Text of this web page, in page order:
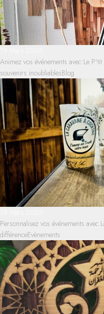
Animez vos événements avec Le
souvenirs inoubliablesBlog
Personnalisez vos événements avec
différenceEvènements